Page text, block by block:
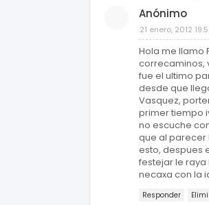
Anónimo
21 enero, 2012
Hola me llamo
correcaminos,
fue el ultimo
desde que
Vasquez,
primer tiempo
no escuche
que al parecer
esto, despues
festejar le
necaxa con la
Responder